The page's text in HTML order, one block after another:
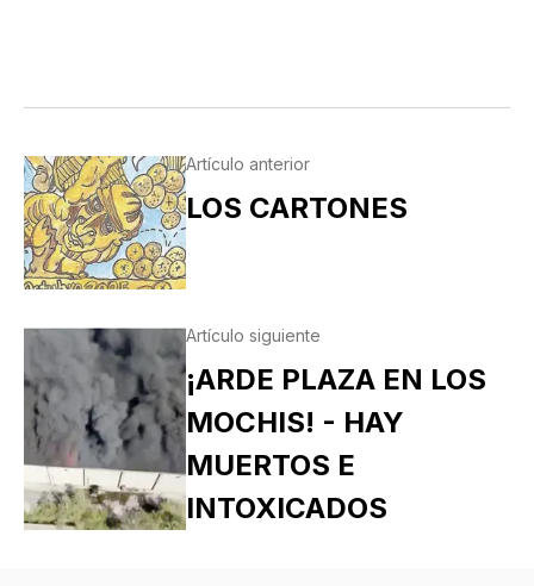
Artículo anterior
LOS CARTONES
Artículo siguiente
¡ARDE PLAZA EN LOS
MOCHIS! - HAY
MUERTOS E
INTOXICADOS